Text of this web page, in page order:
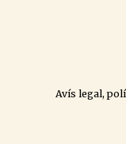
Avís legal,